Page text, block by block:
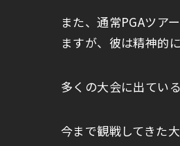
また、通常PGAツア
ますが、彼は精神的
多くの大会に出ている
今まで観戦してきた